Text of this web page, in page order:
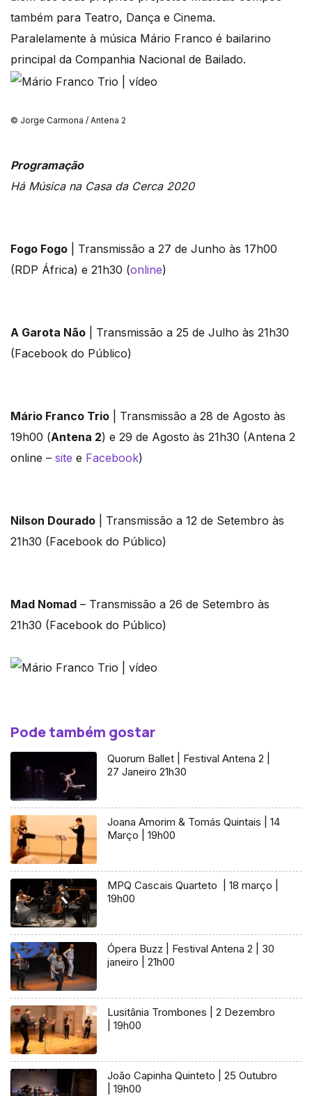
também para Teatro, Dança e Cinema.
Paralelamente à música Mário Franco é bailarino
principal da Companhia Nacional de Bailado.
© Jorge Carmona / Antena 2
Programação
Há Música na Casa da Cerca 2020
Fogo Fogo | Transmissão a 27 de Junho às 17h00
(RDP África) e 21h30 (online)
A Garota Não | Transmissão a 25 de Julho às 21h30
(Facebook do Público)
Mário Franco Trio | Transmissão a 28 de Agosto às
19h00 (Antena 2) e 29 de Agosto às 21h30 (Antena 2
online – site e Facebook)
Nilson Dourado | Transmissão a 12 de Setembro às
21h30 (Facebook do Público)
Mad Nomad – Transmissão a 26 de Setembro às
21h30 (Facebook do Público)
Pode também gostar
Quorum Ballet | Festival Antena 2 |
27 Janeiro 21h30
Joana Amorim & Tomás Quintais | 14
Março | 19h00
MPQ Cascais Quarteto | 18 março |
19h00
Ópera Buzz | Festival Antena 2 | 30
janeiro | 21h00
Lusitânia Trombones | 2 Dezembro
| 19h00
João Capinha Quinteto | 25 Outubro
| 19h00